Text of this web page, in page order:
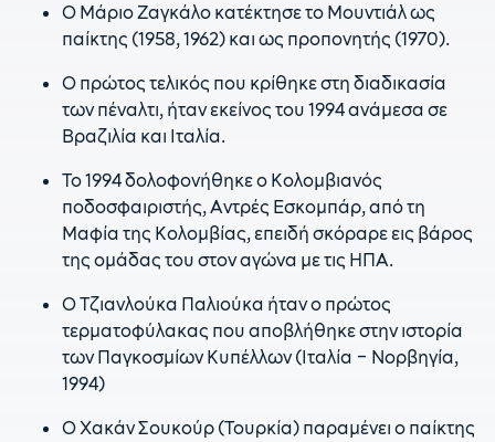
Ο Μάριο Ζαγκάλο κατέκτησε το Μουντιάλ ως
παίκτης (1958, 1962) και ως προπονητής (1970).
Ο πρώτος τελικός που κρίθηκε στη διαδικασία
των πέναλτι, ήταν εκείνος του 1994 ανάμεσα σε
Βραζιλία και Ιταλία.
Το 1994 δολοφονήθηκε ο Κολομβιανός
ποδοσφαιριστής, Αντρές Εσκομπάρ, από τη
Μαφία της Κολομβίας, επειδή σκόραρε εις βάρος
της ομάδας του στον αγώνα με τις ΗΠΑ.
Ο Τζιανλούκα Παλιούκα ήταν ο πρώτος
τερματοφύλακας που αποβλήθηκε στην ιστορία
των Παγκοσμίων Κυπέλλων (Ιταλία – Νορβηγία,
1994)
Ο Χακάν Σουκούρ (Τουρκία) παραμένει ο παίκτης